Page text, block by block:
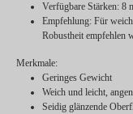
Verfügbare Stärken: 8
Empfehlung: Für
Robustheit empfehlen
Merkmale:
Geringes Gewicht
Weich und leicht,
Seidig glänzende